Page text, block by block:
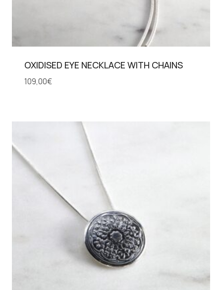
OXIDISED EYE NECKLACE WITH CHAINS
109,00€